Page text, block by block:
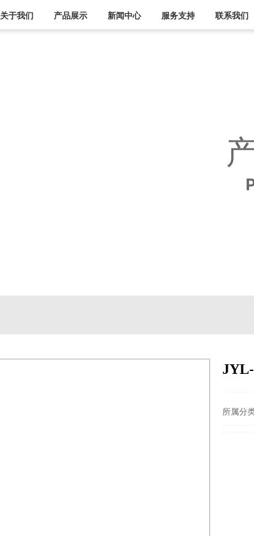
关于我们 产品展示 新闻中心 服务支持 联系我们
所属分